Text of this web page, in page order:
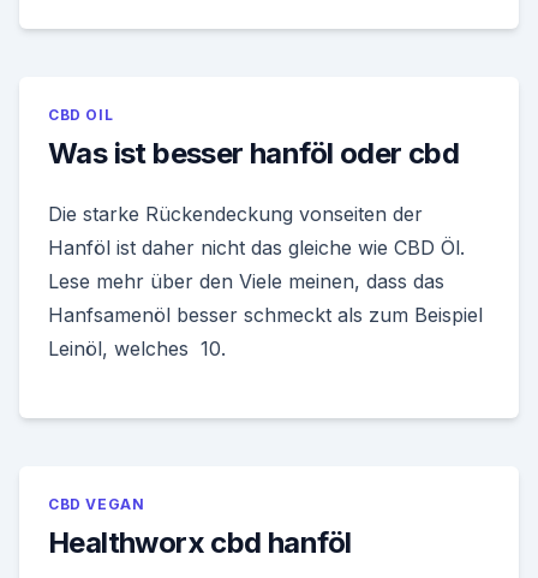
CBD OIL
Was ist besser hanföl oder cbd
Die starke Rückendeckung vonseiten der
Hanföl ist daher nicht das gleiche wie CBD Öl.
Lese mehr über den Viele meinen, dass das
Hanfsamenöl besser schmeckt als zum Beispiel
Leinöl, welches 10.
CBD VEGAN
Healthworx cbd hanföl